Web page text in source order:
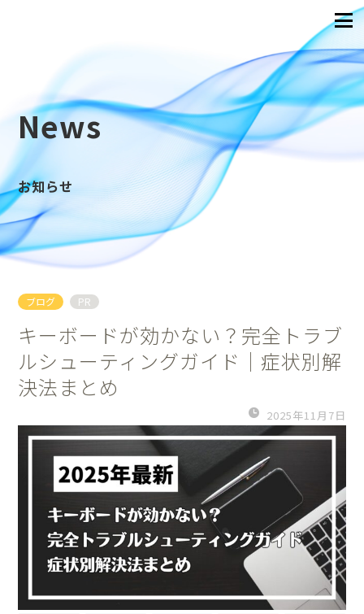
News
お知らせ
ブログ PR
キーボードが効かない？完全トラブ
ルシューティングガイド｜症状別解
決法まとめ
2025年11月7日